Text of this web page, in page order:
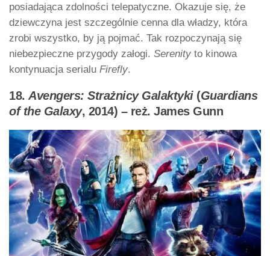
posiadająca zdolności telepatyczne. Okazuje się, że
dziewczyna jest szczególnie cenna dla władzy, która
zrobi wszystko, by ją pojmać. Tak rozpoczynają się
niebezpieczne przygody załogi. Serenity to kinowa
kontynuacja serialu Firefly.
18. Avengers: Strażnicy Galaktyki(Guardians
of the Galaxy, 2014) – reż. James Gunn